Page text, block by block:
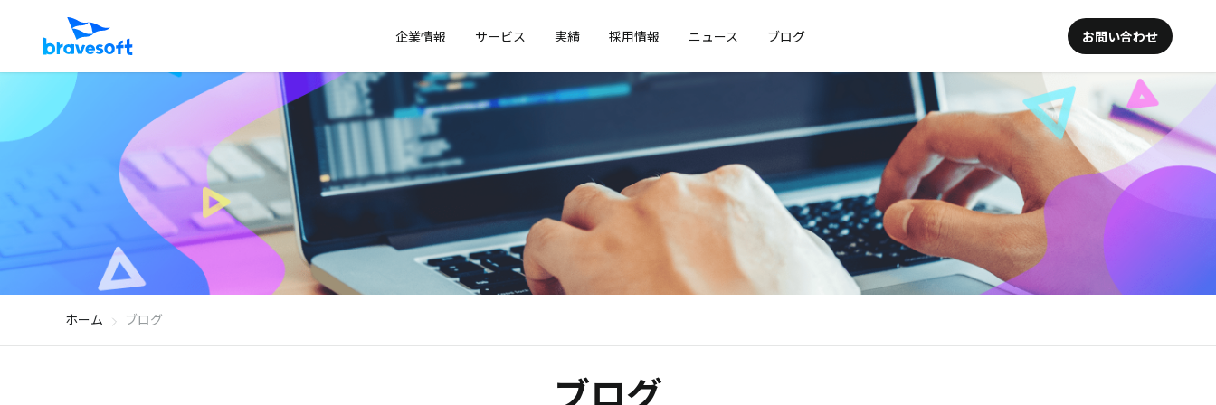
企業情報 サービス 実績 採用情報 ニュース ブログ お問い合わせ
ホーム ブログ
ブログ